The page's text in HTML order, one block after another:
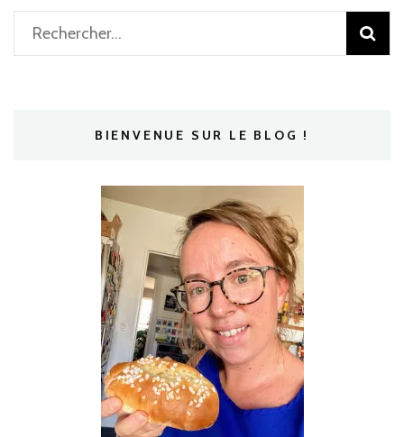
Rechercher :
BIENVENUE SUR LE BLOG !